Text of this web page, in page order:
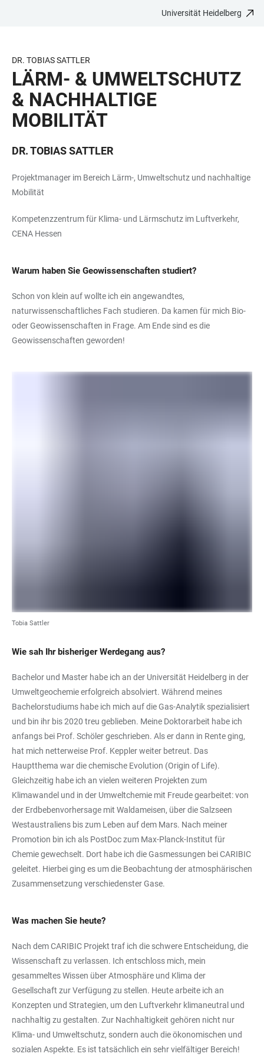
BARRIEREFREIHEIT
Universität Heidelberg
DR. TOBIAS SATTLER
LÄRM- & UMWELTSCHUTZ
& NACHHALTIGE
MOBILITÄT
DR. TOBIAS SATTLER
Projektmanager im Bereich Lärm-, Umweltschutz und nachhaltige
Mobilität
Kompetenzzentrum für Klima- und Lärmschutz im Luftverkehr,
CENA Hessen
Warum haben Sie Geowissenschaften studiert?
Schon von klein auf wollte ich ein angewandtes,
naturwissenschaftliches Fach studieren. Da kamen für mich Bio-
oder Geowissenschaften in Frage. Am Ende sind es die
Geowissenschaften geworden!
Tobia Sattler
Wie sah Ihr bisheriger Werdegang aus?
Bachelor und Master habe ich an der Universität Heidelberg in der
Umweltgeochemie erfolgreich absolviert. Während meines
Bachelorstudiums habe ich mich auf die Gas-Analytik spezialisiert
und bin ihr bis 2020 treu geblieben. Meine Doktorarbeit habe ich
anfangs bei Prof. Schöler geschrieben. Als er dann in Rente ging,
hat mich netterweise Prof. Keppler weiter betreut. Das
Hauptthema war die chemische Evolution (Origin of Life).
Gleichzeitig habe ich an vielen weiteren Projekten zum
Klimawandel und in der Umweltchemie mit Freude gearbeitet: von
der Erdbebenvorhersage mit Waldameisen, über die Salzseen
Westaustraliens bis zum Leben auf dem Mars. Nach meiner
Promotion bin ich als PostDoc zum Max-Planck-Institut für
Chemie gewechselt. Dort habe ich die Gasmessungen bei CARIBIC
geleitet. Hierbei ging es um die Beobachtung der atmosphärischen
Zusammensetzung verschiedenster Gase.
Was machen Sie heute?
Nach dem CARIBIC Projekt traf ich die schwere Entscheidung, die
Wissenschaft zu verlassen. Ich entschloss mich, mein
gesammeltes Wissen über Atmosphäre und Klima der
Gesellschaft zur Verfügung zu stellen. Heute arbeite ich an
Konzepten und Strategien, um den Luftverkehr klimaneutral und
nachhaltig zu gestalten. Zur Nachhaltigkeit gehören nicht nur
Klima- und Umweltschutz, sondern auch die ökonomischen und
sozialen Aspekte. Es ist tatsächlich ein sehr vielfältiger Bereich!